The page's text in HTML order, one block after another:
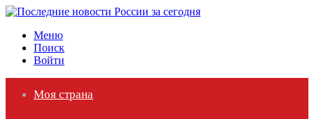
Меню
Поиск
Войти
Моя страна